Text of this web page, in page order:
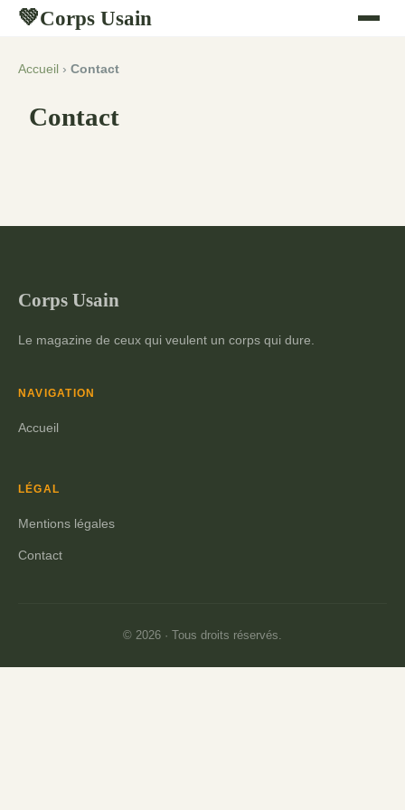
💚Corps Usain
Accueil › Contact
Contact
Corps Usain
Le magazine de ceux qui veulent un corps qui dure.
NAVIGATION
Accueil
LÉGAL
Mentions légales
Contact
© 2026 · Tous droits réservés.